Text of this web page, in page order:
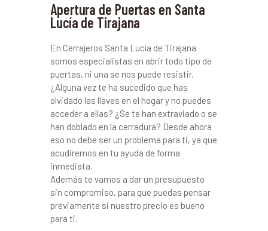
Apertura de Puertas en Santa
Lucía de Tirajana
En Cerrajeros Santa Lucía de Tirajana
somos especialistas en abrir todo tipo de
puertas, ni una se nos puede resistir.
¿Alguna vez te ha sucedido que has
olvidado las llaves en el hogar y no puedes
acceder a ellas? ¿Se te han extraviado o se
han doblado en la cerradura? Desde ahora
eso no debe ser un problema para ti, ya que
acudiremos en tu ayuda de forma
inmediata.
Además te vamos a dar un presupuesto
sin compromiso, para que puedas pensar
previamente si nuestro precio es bueno
para ti.